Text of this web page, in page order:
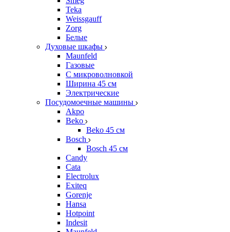
Teka
Weissgauff
Zorg
Белые
Духовые шкафы
Maunfeld
Газовые
С микроволновкой
Ширина 45 см
Электрические
Посудомоечные машины
Akpo
Beko
Beko 45 см
Bosch
Bosch 45 см
Candy
Cata
Electrolux
Exiteq
Gorenje
Hansa
Hotpoint
Indesit